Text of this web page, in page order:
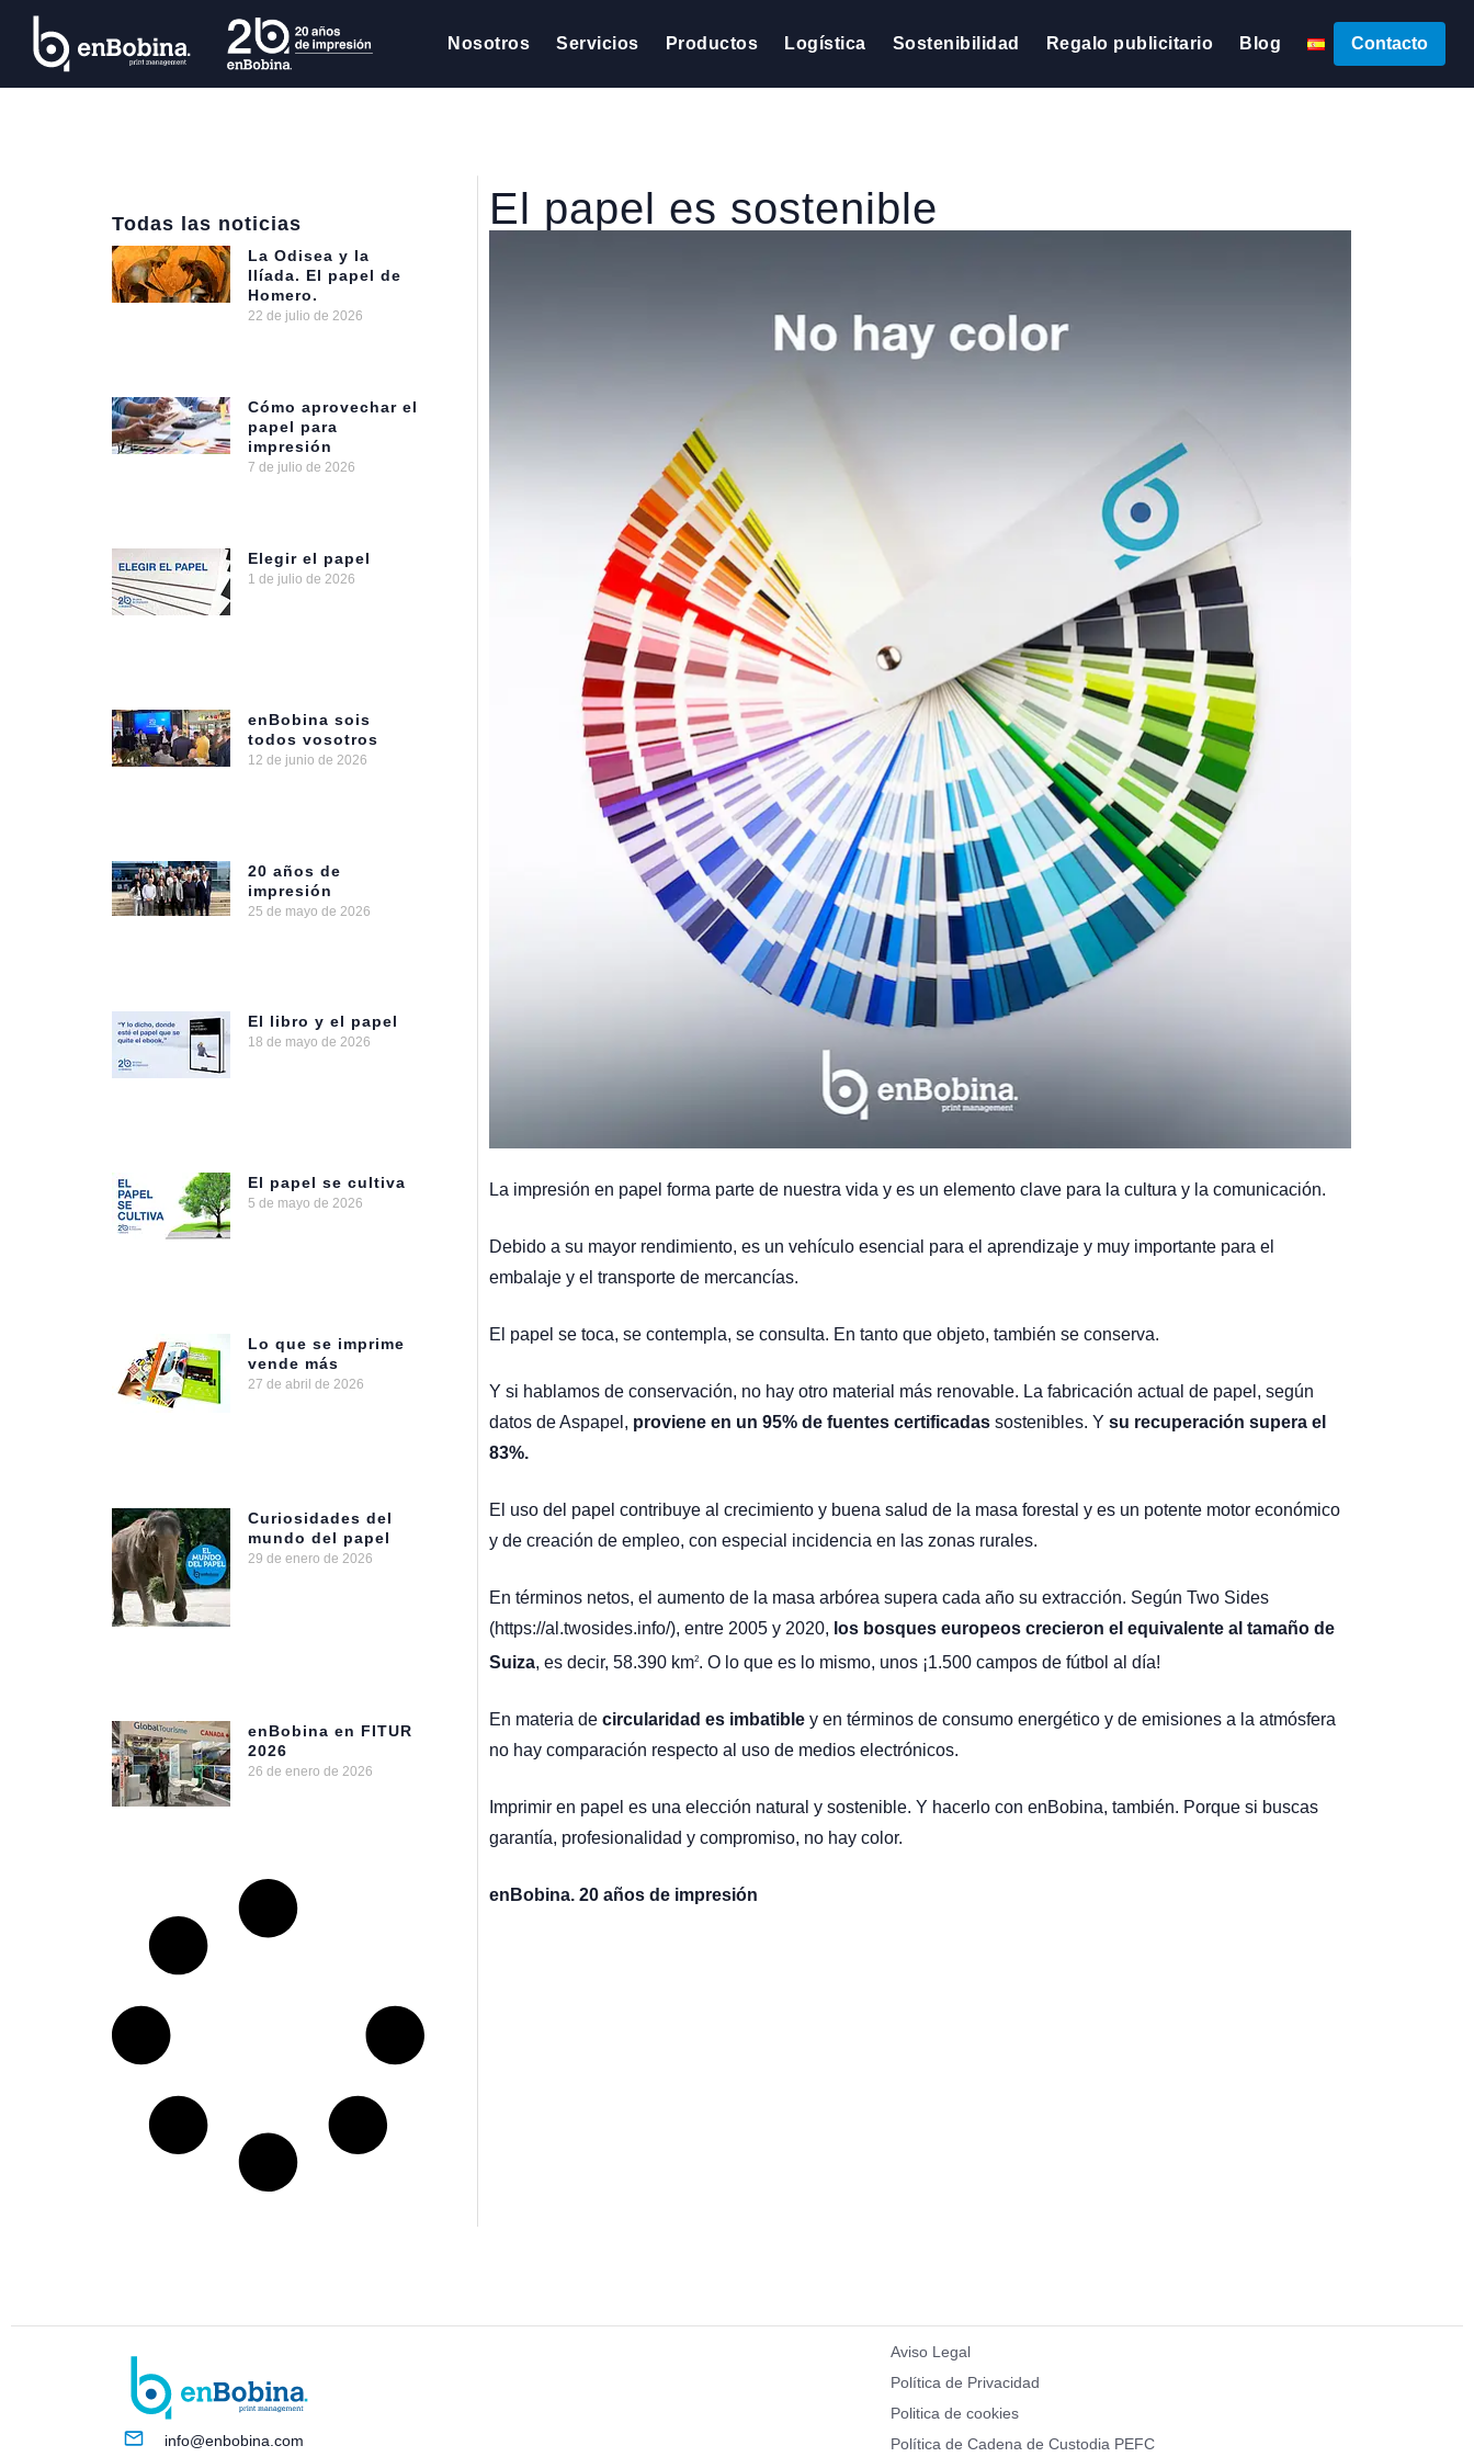
Contacto
Nosotros Servicios Productos Logística Sostenibilidad Regalo publicitario Blog
Todas las noticias
La Odisea y la
Ilíada. El papel de
Homero.
22 de julio de 2026
Cómo aprovechar el
papel para
impresión
7 de julio de 2026
Elegir el papel
1 de julio de 2026
enBobina sois
todos vosotros
12 de junio de 2026
20 años de
impresión
25 de mayo de 2026
El libro y el papel
18 de mayo de 2026
El papel se cultiva
5 de mayo de 2026
Lo que se imprime
vende más
27 de abril de 2026
Curiosidades del
mundo del papel
29 de enero de 2026
enBobina en FITUR
2026
26 de enero de 2026
El papel es sostenible
La impresión en papel forma parte de nuestra vida y es un elemento clave para la cultura y la comunicación.
Debido a su mayor rendimiento, es un vehículo esencial para el aprendizaje y muy importante para el
embalaje y el transporte de mercancías.
El papel se toca, se contempla, se consulta. En tanto que objeto, también se conserva.
Y si hablamos de conservación, no hay otro material más renovable. La fabricación actual de papel, según
datos de Aspapel, proviene en un 95% de fuentes certificadas sostenibles. Ysu recuperación supera el
83%.
El uso del papel contribuye al crecimiento y buena salud de la masa forestal y es un potente motor económico
y de creación de empleo, con especial incidencia en las zonas rurales.
En términos netos, el aumento de la masa arbórea supera cada año su extracción. Según Two Sides
(https://al.twosides.info/), entre 2005 y 2020, los bosques europeos crecieron el equivalente al tamaño de
Suiza, es decir, 58.390 km2. O lo que es lo mismo, unos ¡1.500 campos de fútbol al día!
En materia de circularidad es imbatible y en términos de consumo energético y de emisiones a la atmósfera
no hay comparación respecto al uso de medios electrónicos.
Imprimir en papel es una elección natural y sostenible. Y hacerlo con enBobina, también. Porque si buscas
garantía, profesionalidad y compromiso, no hay color.
enBobina. 20 años de impresión
info@enbobina.com
Aviso Legal
Política de Privacidad
Politica de cookies
Política de Cadena de Custodia PEFC